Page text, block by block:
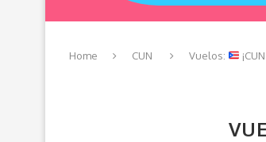
Home CUN Vuelos: